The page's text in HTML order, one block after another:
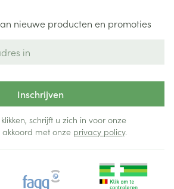
nieuwe producten en promoties
Inschrijven
schrijft u zich in voor onze
met onze privacy policy.